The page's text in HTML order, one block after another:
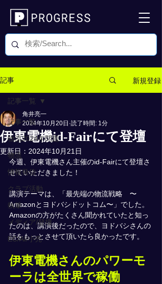
記事 新規登録
記事一覧
物流2024年問題
物流
情報発信
クラブ活動
執筆
メディア/登壇
EC/AI/小売
記事一覧
伊東電機id-Fairにて登壇
角井亮一
2024年10月20日 読了時間: 1分
更新日： 2024年10月21日
今週、伊東電機さん主催のid-Fairにて登壇さ
せていただきました！
講演テーマは、「最先端の物流戦略　〜
Amazonとヨドバシドットコム〜」でした。
Amazonの方がたくさん聞かれていたと知っ
たのは、講演後だったので、ヨドバシさんの
話をもっとさせて頂いたら良かったです。
伊東電機さんのパワーモ
ーラは全世界で稼働